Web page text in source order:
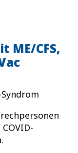
ME/CFS,
Syndrom